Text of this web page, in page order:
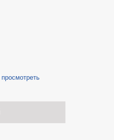
просмотреть